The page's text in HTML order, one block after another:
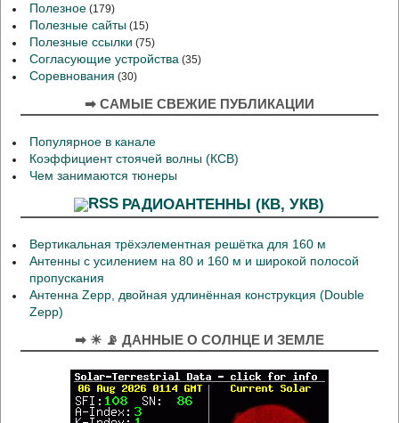
Полезное (179)
Полезные сайты (15)
Полезные ссылки (75)
Согласующие устройства (35)
Соревнования (30)
➡ САМЫЕ СВЕЖИЕ ПУБЛИКАЦИИ
Популярное в канале
Коэффициент стоячей волны (КСВ)
Чем занимаются тюнеры
РАДИОАНТЕННЫ (КВ, УКВ)
Вертикальная трёхэлементная решётка для 160 м
Антенны с усилением на 80 и 160 м и широкой полосой
пропускания
Антенна Zepp, двойная удлинённая конструкция (Double
Zepp)
➡ ☀ 📡 ДАННЫЕ О СОЛНЦЕ И ЗЕМЛЕ